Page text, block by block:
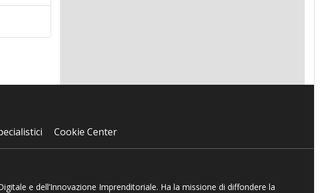
Cookie Center
e dell’Innovazione Imprenditoriale. Ha la missione di diffondere la